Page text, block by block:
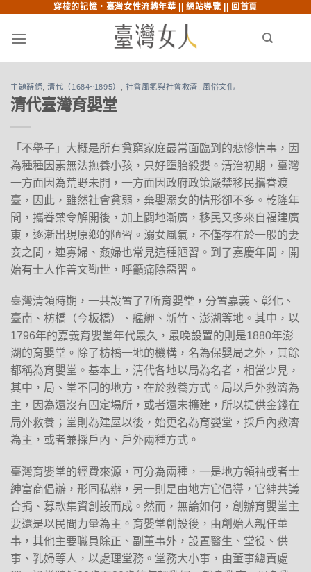
跳至內文
跳至索引列穿梭的記憶‧臺灣女性流轉年華 ||網站導覽 || 回首頁
主題辭條 ,清代（1684~1895） 社會風氣與社會救濟 風俗文化
清代臺灣育嬰堂
「不舉子」大概是所有貧窮家庭最常面臨到的悲慘情事，因
為種種因素無法撫養小孩，只好墮胎殺嬰。清治初期，臺灣
一方面因為荒野未開，一方面因政府政策嚴禁移民攜眷渡
臺，因此，雖然社會貧弱，棄嬰溺女的情形卻不多。乾隆年
間，攜眷禁令解開後，加上闢地漸廣，移民又多來自福建廣
東，逐漸出現原鄉的陋習。溺女風氣，不僅存在於一般的妻
妾之間，連寡婦、姦婦也常見這種陋習。到了嘉慶年間，開
始有士人作善文勸世，呼籲痛除惡習。
臺灣清領時期，一共設置了7所育嬰堂，分置嘉義、彰化、
臺南、枋橋（今板橋）、艋舺、新竹、澎湖等地。其中，以
1796年的嘉義育嬰堂年代最久，最晚設置的則是1880年澎
湖的育嬰堂。除了枋橋一地的機構，名為保嬰局之外，其餘
都稱為育嬰堂。基本上，清代各地以局為名者，相當少見，
其中，局、堂不同的地方，在於救養方式。局以戶外救濟為
主，因為還沒有固定場所，或者還未擴建，所以提供金錢在
局外救養；堂則為建屋以後，始更名為育嬰堂，採戶內救濟
為主，或者兼採戶內、戶外兩種方式。
臺灣育嬰堂的經費來源，可分為兩種，一是地方領袖或者士
紳富商倡辦，形同私辦，另一則是由地方官倡導，官紳共議
合捐、募款集資創設而成。然而，無論如何，創辦育嬰堂主
要還是以民間力量為主。育嬰堂創設後，由創始人親任董
事，其他主要職員除正、副董事外，設置醫生、堂役、供
事、乳婦等人，以處理堂務。堂務大小事，由董事總責處